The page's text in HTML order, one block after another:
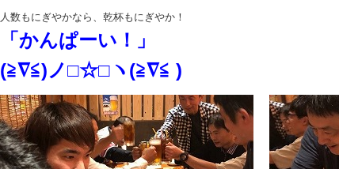
人数もにぎやかなら、乾杯もにぎやか！
「かんぱーい！」
(≧∇≦)ノ□☆□ヽ(≧∇≦ )